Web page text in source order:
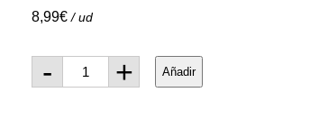
8,99€ / ud
- + Añadir